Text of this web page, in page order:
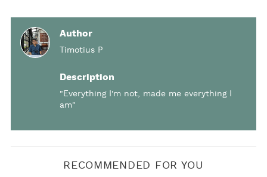
Author
Timotius P
Description
"Everything I'm not, made me everything I
am"
RECOMMENDED FOR YOU